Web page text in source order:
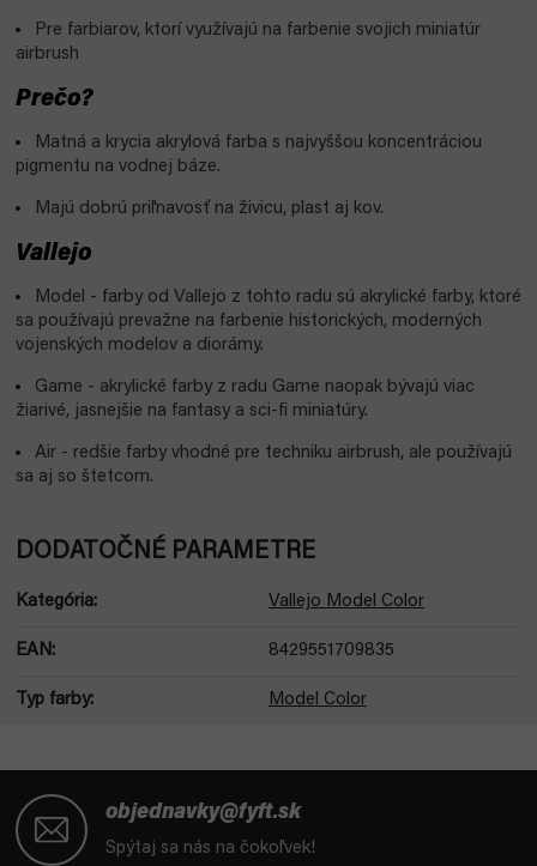
Pre farbiarov, ktorí využívajú na farbenie svojich miniatúr
airbrush
Prečo?
Matná a krycia akrylová farba s najvyššou koncentráciou
pigmentu na vodnej báze.
Majú dobrú priľnavosť na živicu, plast aj kov.
Vallejo
Model - farby od Vallejo z tohto radu sú akrylické farby, ktoré
sa používajú prevažne na farbenie historických, moderných
vojenských modelov a diorámy.
Game - akrylické farby z radu Game naopak bývajú viac
žiarivé, jasnejšie na fantasy a sci-fi miniatúry.
Air - redšie farby vhodné pre techniku airbrush, ale používajú
sa aj so štetcom.
DODATOČNÉ PARAMETRE
Kategória: Vallejo Model Color
EAN: 8429551709835
Typ farby: Model Color
objednavky@fyft.sk
Spýtaj sa nás na čokoľvek!